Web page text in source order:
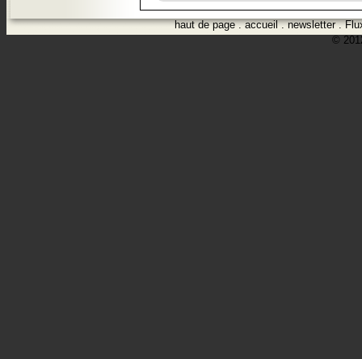
haut de page.accueil.newsletter.
©